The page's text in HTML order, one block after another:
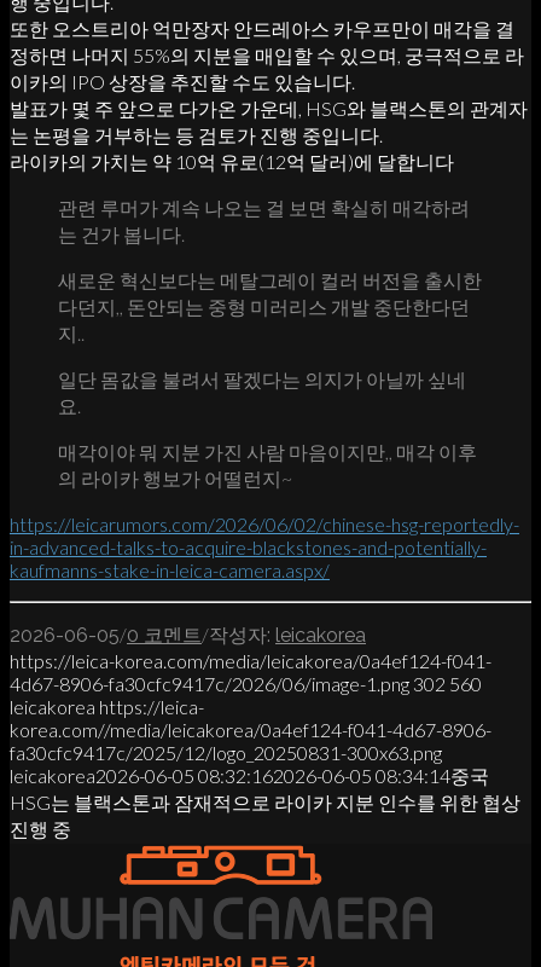
또한 오스트리아 억만장자 안드레아스 카우프만이 매각을 결
정하면 나머지 55%의 지분을 매입할 수 있으며, 궁극적으로 라
이카의 IPO 상장을 추진할 수도 있습니다.
발표가 몇 주 앞으로 다가온 가운데, HSG와 블랙스톤의 관계자
는 논평을 거부하는 등 검토가 진행 중입니다.
라이카의 가치는 약 10억 유로(12억 달러)에 달합니다
관련 루머가 계속 나오는 걸 보면 확실히 매각하려
는 건가 봅니다.
새로운 혁신보다는 메탈그레이 컬러 버전을 출시한
다던지,, 돈안되는 중형 미러리스 개발 중단한다던
지..
일단 몸값을 불려서 팔겠다는 의지가 아닐까 싶네
요.
매각이야 뭐 지분 가진 사람 마음이지만,, 매각 이후
의 라이카 행보가 어떨런지~
https://leicarumors.com/2026/06/02/chinese-hsg-reportedly-
in-advanced-talks-to-acquire-blackstones-and-potentially-
kaufmanns-stake-in-leica-camera.aspx/
2026-06-05/0 코멘트 /작성자: leicakorea
https://leica-korea.com/media/leicakorea/0a4ef124-f041-
4d67-8906-fa30cfc9417c/2026/06/image-1.png 302 560
leicakorea https://leica-
korea.com//media/leicakorea/0a4ef124-f041-4d67-8906-
fa30cfc9417c/2025/12/logo_20250831-300x63.png
leicakorea2026-06-05 08:32:162026-06-05 08:34:14중국
HSG는 블랙스톤과 잠재적으로 라이카 지분 인수를 위한 협상
진행 중